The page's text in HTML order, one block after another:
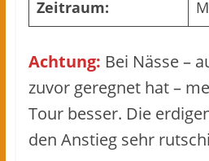
Zeitraum:
Achtung: Bei Nässe –
zuvor geregnet hat –
Tour besser. Die
den Anstieg sehr